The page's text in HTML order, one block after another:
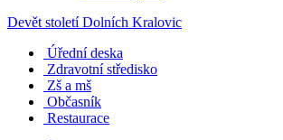
Devět století Dolních Kralovic
Úřední deska
Zdravotní středisko
Zš a mš
Občasník
Restaurace